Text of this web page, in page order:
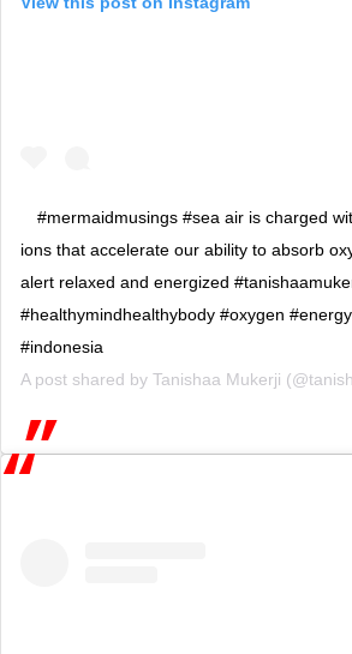
#mermaidmusings #sea air is charged
ions that accelerate our ability to absorb
alert relaxed and energized
#healthymindhealthybody #oxygen
#indonesia
A post shared by Tanishaa Mukerji